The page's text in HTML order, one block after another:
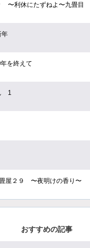
〜利休にたずねよ〜九畳目
を終えて
1
屋２９ 〜夜明けの香り〜
おすすめの記事